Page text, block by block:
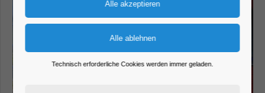
Technisch erforderliche Cookies werden immer geladen.